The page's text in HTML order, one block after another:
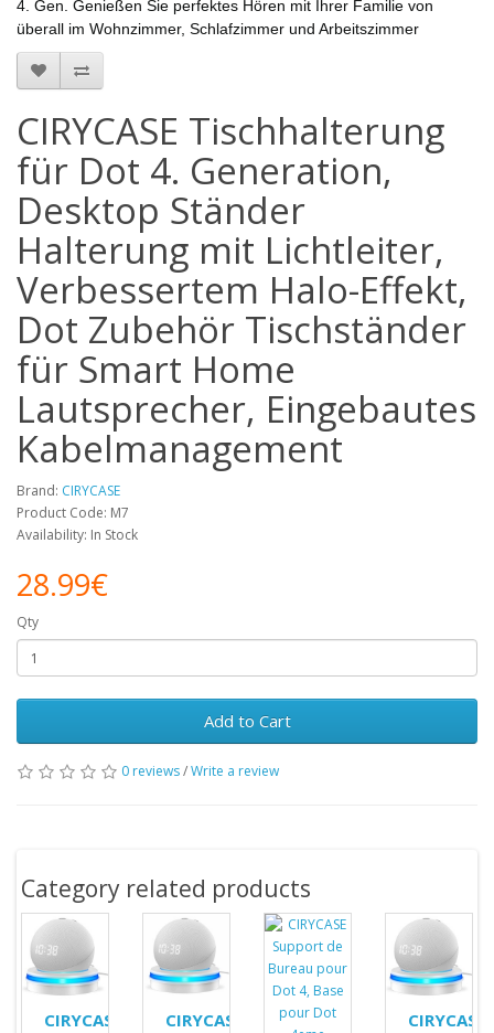
4. Gen. Genießen Sie perfektes Hören mit Ihrer Familie von
überall im Wohnzimmer, Schlafzimmer und Arbeitszimmer
CIRYCASE Tischhalterung
für Dot 4. Generation,
Desktop Ständer
Halterung mit Lichtleiter,
Verbessertem Halo-Effekt,
Dot Zubehör Tischständer
für Smart Home
Lautsprecher, Eingebautes
Kabelmanagement
Brand: CIRYCASE
Product Code: M7
Availability: In Stock
28.99€
Qty
Add to Cart
0 reviews/Write a review
Category related products
CIRYCASE
CIRYCASE
CIRYCASE